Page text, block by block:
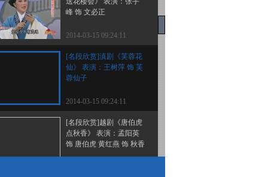
峰 饰 文必正
2014-03-15 09:24:11
[名段欣赏]滇剧《芙蓉花
仙》 表演：王树萍 饰 芙
蓉仙子
2014-03-15 09:24:11
[名段欣赏]越剧《唐伯虎
点秋香》 表演：孟阳英
饰 唐伯虎 黄红燕 饰 秋香